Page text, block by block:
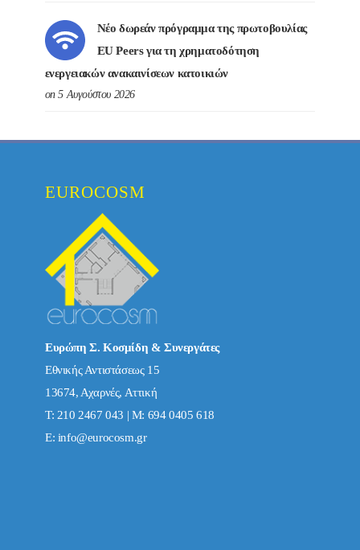
Νέο δωρεάν πρόγραμμα της πρωτοβουλίας
EU Peers για τη χρηματοδότηση
ενεργειακών ανακαινίσεων κατοικιών
on 5 Αυγούστου 2026
EUROCOSM
Ευρώπη Σ. Κοσμίδη & Συνεργάτες
Εθνικής Αντιστάσεως 15
13674, Αχαρνές, Αττική
Τ: 210 2467 043 | Μ: 694 0405 618
E: info@eurocosm.gr